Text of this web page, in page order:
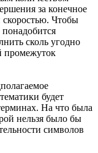
за конечное
скоростью. Чтобы
сколь угодно
промежуток
будет
На что была
нельзя было бы
символов